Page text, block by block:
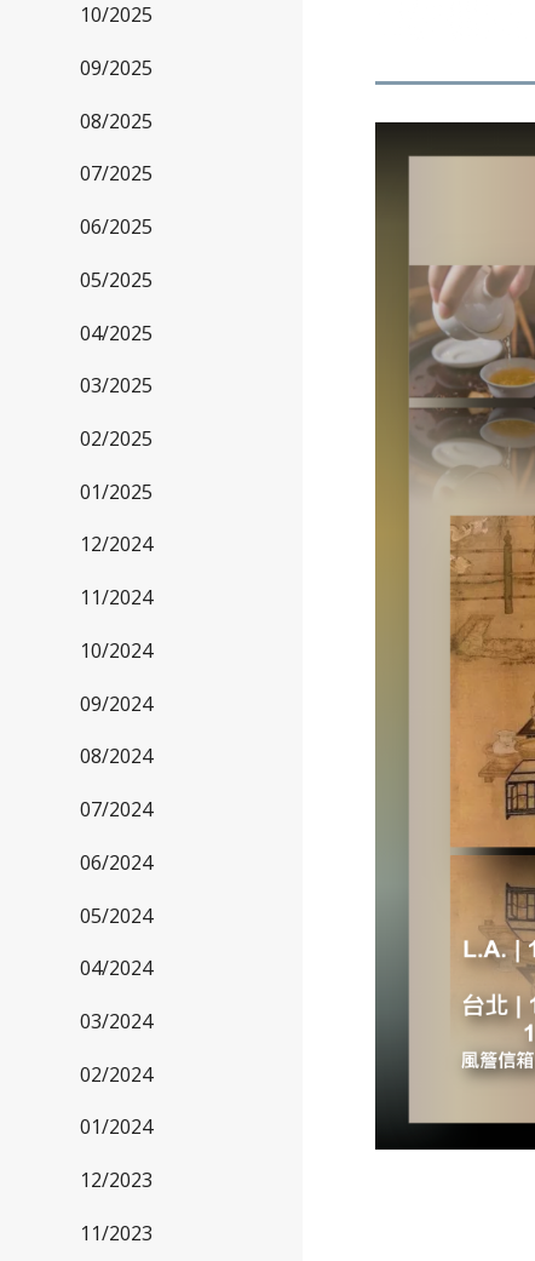
10/2025
09/2025
08/2025
07/2025
06/2025
05/2025
04/2025
03/2025
02/2025
01/2025
12/2024
11/2024
10/2024
09/2024
08/2024
07/2024
06/2024
05/2024
04/2024
03/2024
02/2024
01/2024
12/2023
11/2023